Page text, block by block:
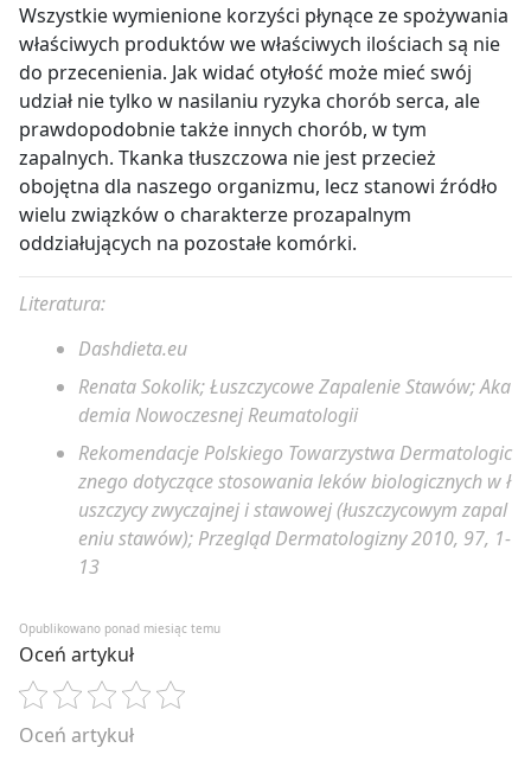
Wszystkie wymienione korzyści płynące ze spożywania
właściwych produktów we właściwych ilościach są nie
do przecenienia. Jak widać otyłość może mieć swój
udział nie tylko w nasilaniu ryzyka chorób serca, ale
prawdopodobnie także innych chorób, w tym
zapalnych. Tkanka tłuszczowa nie jest przecież
obojętna dla naszego organizmu, lecz stanowi źródło
wielu związków o charakterze prozapalnym
oddziałujących na pozostałe komórki.
Literatura:
Dashdieta.eu
Renata Sokolik; Łuszczycowe Zapalenie Stawów; Aka
demia Nowoczesnej Reumatologii
Rekomendacje Polskiego Towarzystwa Dermatologic
znego dotyczące stosowania leków biologicznych w ł
uszczycy zwyczajnej i stawowej (łuszczycowym zapal
eniu stawów); Przegląd Dermatologizny 2010, 97, 1-
13
Opublikowano ponad miesiąc temu
Oceń artykuł
Oceń artykuł